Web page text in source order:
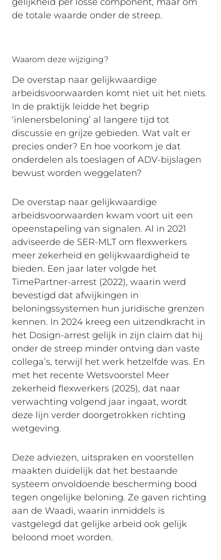
de totale waarde onder de streep.
Waarom deze wijziging?
De overstap naar gelijkwaardige
arbeidsvoorwaarden komt niet uit het niets.
In de praktijk leidde het begrip
‘inlenersbeloning’ al langere tijd tot
discussie en grijze gebieden. Wat valt er
precies onder? En hoe voorkom je dat
onderdelen als toeslagen of ADV-bijslagen
bewust worden weggelaten?
De overstap naar gelijkwaardige
arbeidsvoorwaarden kwam voort uit een
opeenstapeling van signalen. Al in 2021
adviseerde de SER-MLT om flexwerkers
meer zekerheid en gelijkwaardigheid te
bieden. Een jaar later volgde het
TimePartner-arrest (2022), waarin werd
bevestigd dat afwijkingen in
beloningssystemen hun juridische grenzen
kennen. In 2024 kreeg een uitzendkracht in
het Dosign-arrest gelijk in zijn claim dat hij
onder de streep minder ontving dan vaste
collega’s, terwijl het werk hetzelfde was. En
met het recente Wetsvoorstel Meer
zekerheid flexwerkers (2025), dat naar
verwachting volgend jaar ingaat, wordt
deze lijn verder doorgetrokken richting
wetgeving.
Deze adviezen, uitspraken en voorstellen
maakten duidelijk dat het bestaande
systeem onvoldoende bescherming bood
tegen ongelijke beloning. Ze gaven richting
aan de Waadi, waarin inmiddels is
vastgelegd dat gelijke arbeid ook gelijk
beloond moet worden.